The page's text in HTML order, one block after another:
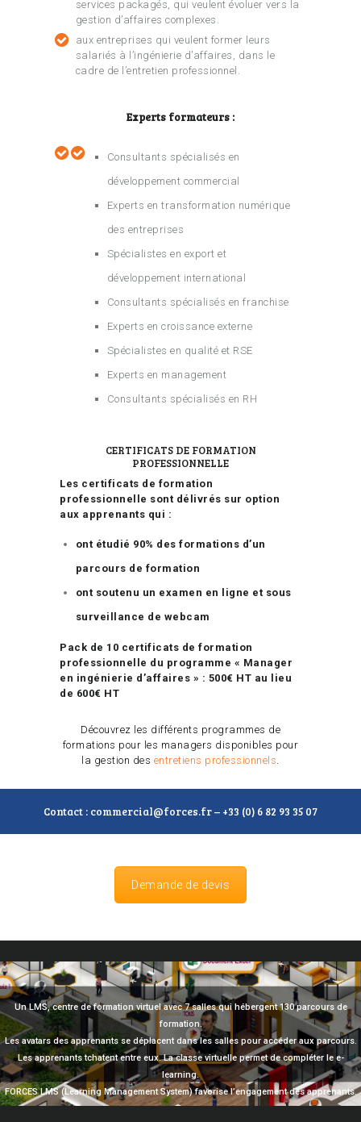
services packagés, qui veulent évoluer vers la
gestion d’affaires complexes.
aux entreprises qui veulent former leurs
salariés à l’ingénierie d’affaires, dans le
cadre de l’entretien professionnel.
Experts formateurs :
Consultants spécialisés en
développement commercial
Experts en transformation numérique
des entreprises
Spécialistes en export et
développement international
Consultants spécialisés en franchise
Experts en croissance externe
Spécialistes en qualité et RSE
Experts en management
Consultants spécialisés en RH
CERTIFICATS DE FORMATION
PROFESSIONNELLE
Les certificats de formation
professionnelle sont délivrés sur option
aux apprenants qui :
ont étudié 90% des formations d’un
parcours de formation
ont soutenu un examen en ligne et sous
surveillance de webcam
Pack de 10 certificats de formation
professionnelle du programme « Manager
en ingénierie d’affaires » : 500€ HT au lieu
de 600€ HT
Découvrez les différents programmes de
formations pour les managers disponibles pour
la gestion des entretiens professionnels.
Contact : commercial@forces.fr – +33 (0) 6 82 93 35 07
Demande de devis
Un LMS, centre de formation virtuel avec 7 salles qui hébergent 130 parcours de
formation.
Les avatars des apprenants se déplacent dans les salles pour accéder aux parcours.
Les apprenants tchatent entre eux. La classe virtuelle permet de compléter le e-
learning.
FORCES LMS (Learning Management System) favorise l’engagement des apprenants.